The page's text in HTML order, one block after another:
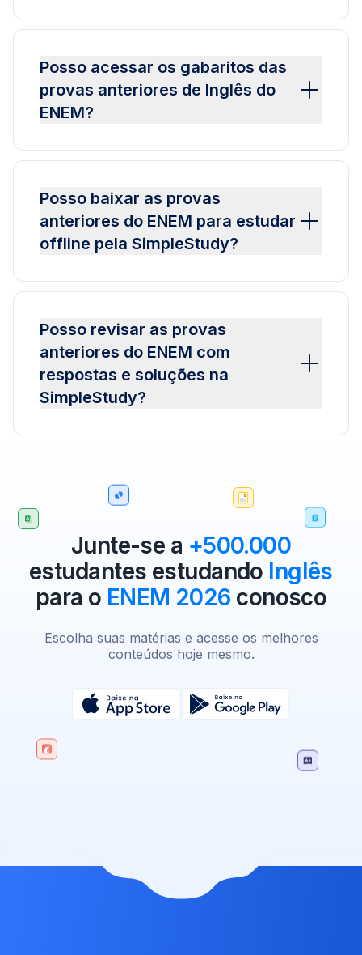
Posso acessar os gabaritos das
provas anteriores de Inglês do
ENEM?
Posso baixar as provas
anteriores do ENEM para estudar
offline pela SimpleStudy?
Posso revisar as provas
anteriores do ENEM com
respostas e soluções na
SimpleStudy?
Junte-se a +500.000
estudantes estudando Inglês
para o ENEM 2026 conosco
Escolha suas matérias e acesse os melhores
conteúdos hoje mesmo.